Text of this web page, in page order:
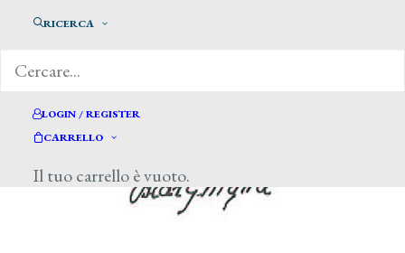
RICERCA
LOGIN / REGISTER
CARRELLO
Il tuo carrello è vuoto.